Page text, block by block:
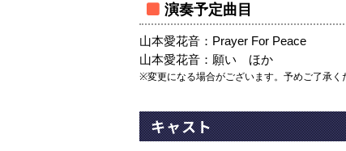
演奏予定曲目
山本愛花音：Prayer For Peace
山本愛花音：願い ほか
※変更になる場合がございます。予めご了承く
キャスト